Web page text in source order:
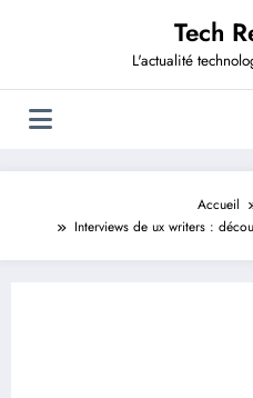
Tech
L'actualité
Accueil
Interviews de ux writers :